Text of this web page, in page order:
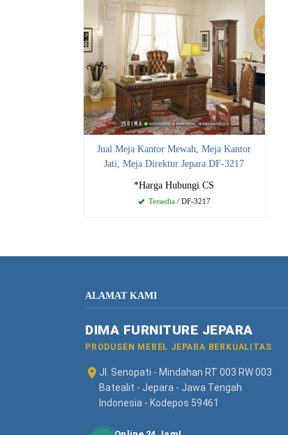
Jual Meja Kantor Mewah, Meja Kantor
Jati, Meja Direktur Jepara DF-3217
*Harga Hubungi CS
Tersedia/ DF-3217
ALAMAT KAMI
DIMA FURNITURE JEPARA
PRODUSEN MEBEL JEPARA BERKUALITAS
Jl. Senopati - Mindahan RT 003 RW 003
Batealit - Jepara - Jawa Tengah
Indonesia - Kodepos 59461